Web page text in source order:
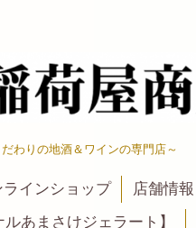
だわりの地酒＆ワインの専門店～
ラインショップ 店舗情報
あまさけジェラート】